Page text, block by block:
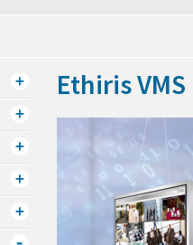
Ethiris